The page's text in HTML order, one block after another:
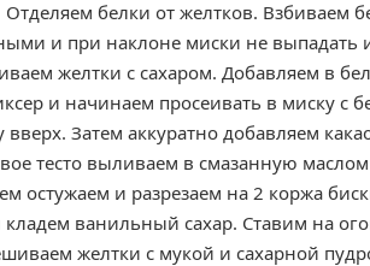
Отделяем белки от желтков. Взбиваем
и при наклоне миски не выпадать
желтки с сахаром. Добавляем в
и начинаем просеивать в миску с
Затем аккуратно добавляем
тесто выливаем в смазанную
остужаем и разрезаем на 2 коржа
ванильный сахар. Ставим на
желтки с мукой и сахарной